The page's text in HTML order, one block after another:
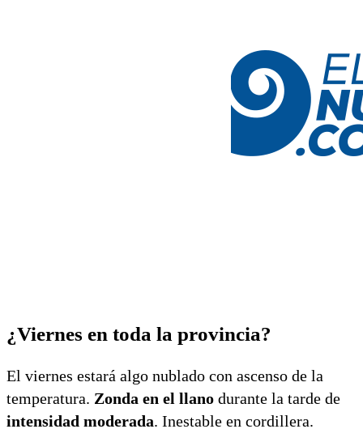
¿Viernes en toda la provincia?
El viernes estará algo nublado con ascenso de la
temperatura. Zonda en el llano durante la tarde de
intensidad moderada. Inestable en cordillera.